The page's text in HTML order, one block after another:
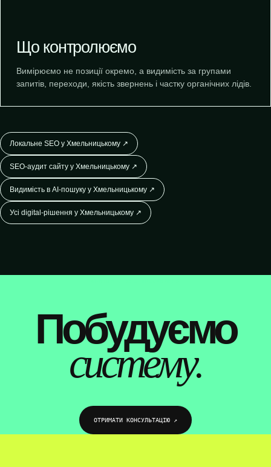
Що контролюємо
Вимірюємо не позиції окремо, а видимість за групами
запитів, переходи, якість звернень і частку органічних лідів.
Локальне SEO у Хмельницькому ↗
SEO-аудит сайту у Хмельницькому ↗
Видимість в AI-пошуку у Хмельницькому ↗
Усі digital-рішення у Хмельницькому ↗
Побудуємо
систему.
ОТРИМАТИ КОНСУЛЬТАЦІЮ ↗